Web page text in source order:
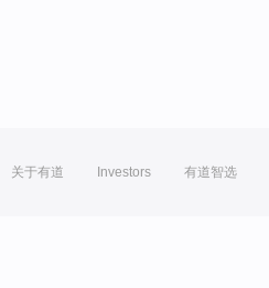
关于有道 Investors 有道智选